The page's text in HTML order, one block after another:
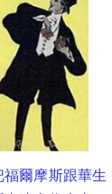
爾摩斯跟華生